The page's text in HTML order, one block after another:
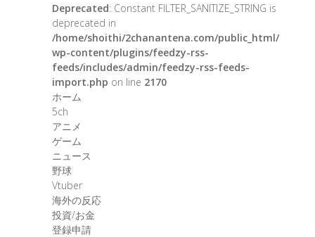
Deprecated: Constant FILTER_SANITIZE_STRING is
deprecated in
/home/shoithi/2chanantena.com/public_html/
wp-content/plugins/feedzy-rss-
feeds/includes/admin/feedzy-rss-feeds-
import.php on line 2170
ホーム
5ch
アニメ
ゲーム
ニュース
野球
Vtuber
海外の反応
投資/お金
登録申請